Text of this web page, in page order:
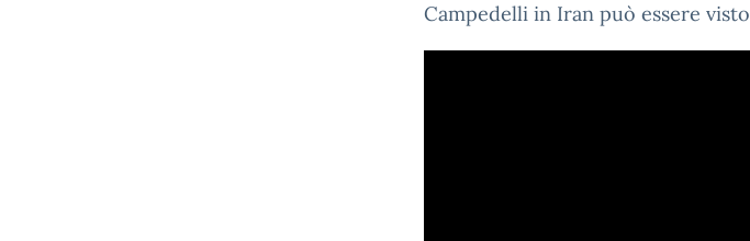
Campedelli in Iran può essere